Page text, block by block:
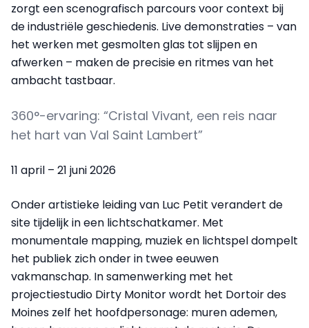
zorgt een scenografisch parcours voor context bij
de industriële geschiedenis. Live demonstraties – van
het werken met gesmolten glas tot slijpen en
afwerken – maken de precisie en ritmes van het
ambacht tastbaar.
360°-ervaring: “Cristal Vivant, een reis naar
het hart van Val Saint Lambert”
11 april – 21 juni 2026
Onder artistieke leiding van Luc Petit verandert de
site tijdelijk in een lichtschatkamer. Met
monumentale mapping, muziek en lichtspel dompelt
het publiek zich onder in twee eeuwen
vakmanschap. In samenwerking met het
projectiestudio Dirty Monitor wordt het Dortoir des
Moines zelf het hoofdpersonage: muren ademen,